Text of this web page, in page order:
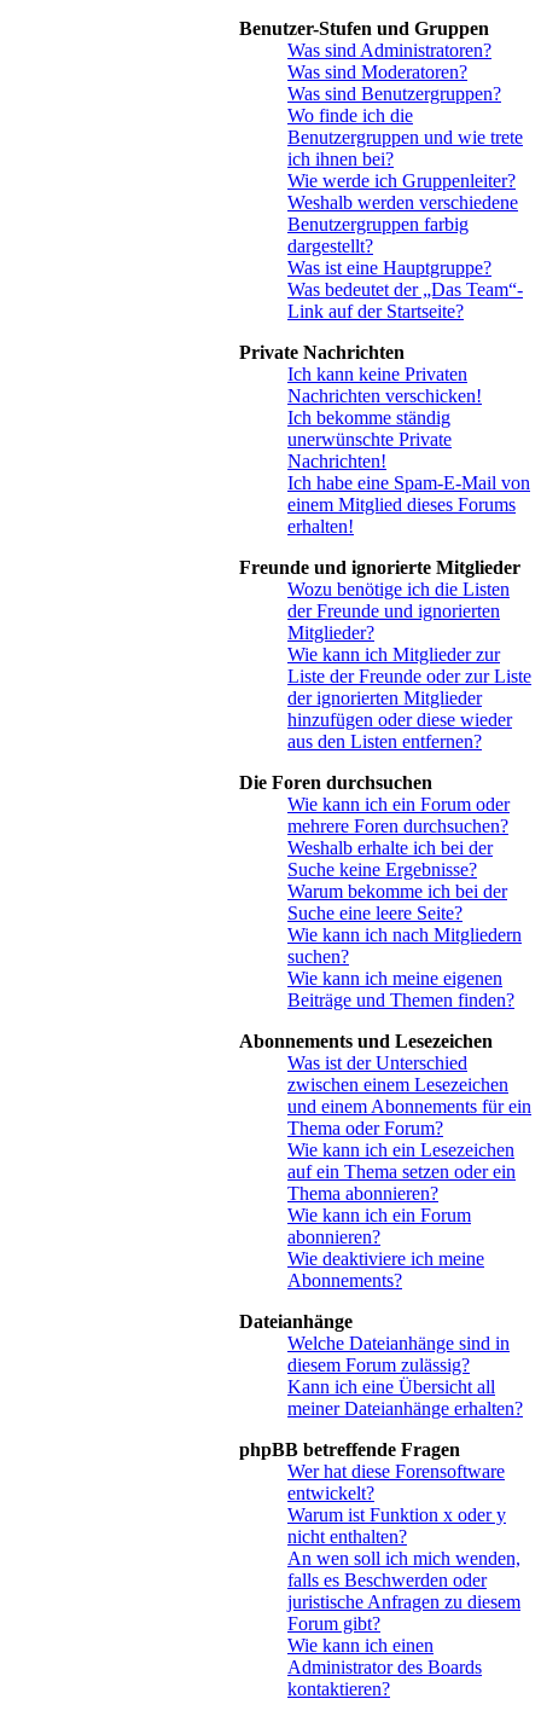
Benutzer-Stufen und Gruppen
Was sind Administratoren?
Was sind Moderatoren?
Was sind Benutzergruppen?
Wo finde ich die
Benutzergruppen und wie trete
ich ihnen bei?
Wie werde ich Gruppenleiter?
Weshalb werden verschiedene
Benutzergruppen farbig
dargestellt?
Was ist eine Hauptgruppe?
Was bedeutet der „Das Team“-
Link auf der Startseite?
Private Nachrichten
Ich kann keine Privaten
Nachrichten verschicken!
Ich bekomme ständig
unerwünschte Private
Nachrichten!
Ich habe eine Spam-E-Mail von
einem Mitglied dieses Forums
erhalten!
Freunde und ignorierte Mitglieder
Wozu benötige ich die Listen
der Freunde und ignorierten
Mitglieder?
Wie kann ich Mitglieder zur
Liste der Freunde oder zur Liste
der ignorierten Mitglieder
hinzufügen oder diese wieder
aus den Listen entfernen?
Die Foren durchsuchen
Wie kann ich ein Forum oder
mehrere Foren durchsuchen?
Weshalb erhalte ich bei der
Suche keine Ergebnisse?
Warum bekomme ich bei der
Suche eine leere Seite?
Wie kann ich nach Mitgliedern
suchen?
Wie kann ich meine eigenen
Beiträge und Themen finden?
Abonnements und Lesezeichen
Was ist der Unterschied
zwischen einem Lesezeichen
und einem Abonnements für ein
Thema oder Forum?
Wie kann ich ein Lesezeichen
auf ein Thema setzen oder ein
Thema abonnieren?
Wie kann ich ein Forum
abonnieren?
Wie deaktiviere ich meine
Abonnements?
Dateianhänge
Welche Dateianhänge sind in
diesem Forum zulässig?
Kann ich eine Übersicht all
meiner Dateianhänge erhalten?
phpBB betreffende Fragen
Wer hat diese Forensoftware
entwickelt?
Warum ist Funktion x oder y
nicht enthalten?
An wen soll ich mich wenden,
falls es Beschwerden oder
juristische Anfragen zu diesem
Forum gibt?
Wie kann ich einen
Administrator des Boards
kontaktieren?